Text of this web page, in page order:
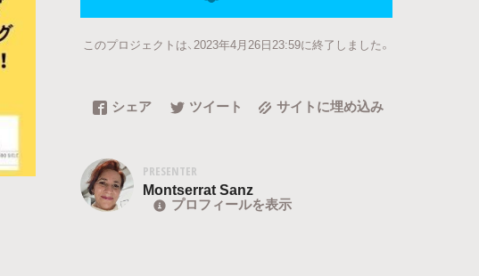
このプロジェクトは、2023年4月26日23:59に終了しました。
シェア ツイート サイトに埋め込み
PRESENTER
Montserrat Sanz
プロフィールを表示